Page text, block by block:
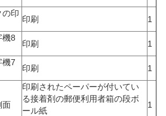
の印
印刷 1
機8
印刷 1
機7
印刷 1
面
印刷されたペーパーが付いてい
る接着剤の郵便利用者箱の段ボ
ール紙
1